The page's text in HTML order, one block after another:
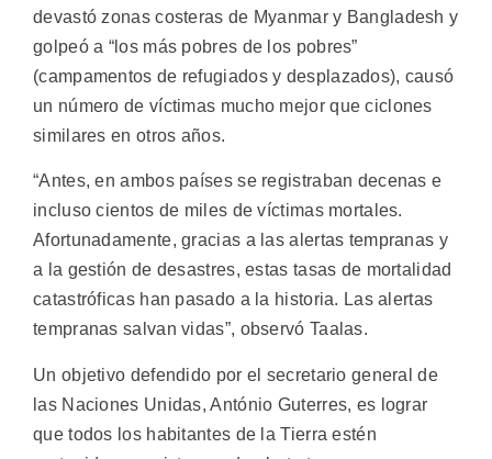
devastó zonas costeras de Myanmar y Bangladesh y
golpeó a “los más pobres de los pobres”
(campamentos de refugiados y desplazados), causó
un número de víctimas mucho mejor que ciclones
similares en otros años.
“Antes, en ambos países se registraban decenas e
incluso cientos de miles de víctimas mortales.
Afortunadamente, gracias a las alertas tempranas y
a la gestión de desastres, estas tasas de mortalidad
catastróficas han pasado a la historia. Las alertas
tempranas salvan vidas”, observó Taalas.
Un objetivo defendido por el secretario general de
las Naciones Unidas, António Guterres, es lograr
que todos los habitantes de la Tierra estén